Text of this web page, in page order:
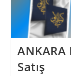
Satış